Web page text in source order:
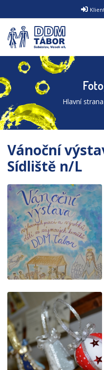
Hlavní strana
Vánoční
Sídliště n/L